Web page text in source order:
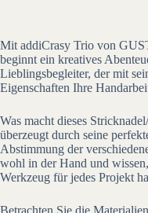
Mit addiCrasy Trio von
beginnt ein kreatives
Lieblingsbegleiter, der mit
Eigenschaften Ihre
Was macht dieses
überzeugt durch seine
Abstimmung der
wohl in der Hand und
Werkzeug für jedes Projekt